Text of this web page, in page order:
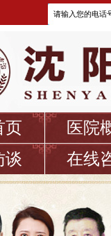
页 医院
谈
在线